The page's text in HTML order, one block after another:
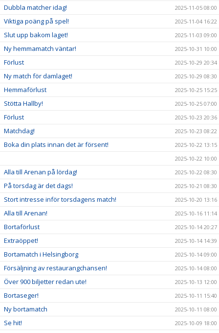
Dubbla matcher idag! 2025-11-05 08:00
Viktiga poäng på spel! 2025-11-04 16:22
Slut upp bakom laget! 2025-11-03 09:00
Ny hemmamatch väntar! 2025-10-31 10:00
Förlust 2025-10-29 20:34
Ny match för damlaget! 2025-10-29 08:30
Hemmaförlust 2025-10-25 15:25
Stötta Hallby! 2025-10-25 07:00
Förlust 2025-10-23 20:36
Matchdag! 2025-10-23 08:22
Boka din plats innan det är försent!
2025-10-22 13:15
2025-10-22 10:00
Alla till Arenan på lördag! 2025-10-22 08:30
På torsdag är det dags! 2025-10-21 08:30
Stort intresse inför torsdagens match! 2025-10-20 13:16
Alla till Arenan! 2025-10-16 11:14
Bortaförlust 2025-10-14 20:27
Extraöppet! 2025-10-14 14:39
Bortamatch i Helsingborg 2025-10-14 09:00
Försäljning av restaurangchansen! 2025-10-14 08:00
Över 900 biljetter redan ute! 2025-10-13 12:00
Bortaseger! 2025-10-11 15:40
Ny bortamatch 2025-10-11 08:00
Se hit! 2025-10-09 18:00